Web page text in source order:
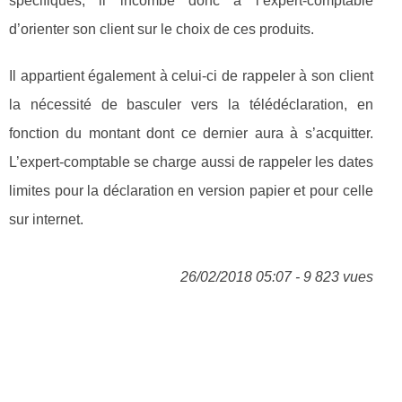
d’orienter son client sur le choix de ces produits.
Il appartient également à celui-ci de rappeler à son client
la nécessité de basculer vers la télédéclaration, en
fonction du montant dont ce dernier aura à s’acquitter.
L’expert-comptable se charge aussi de rappeler les dates
limites pour la déclaration en version papier et pour celle
sur internet.
26/02/2018 05:07 - 9 823 vues